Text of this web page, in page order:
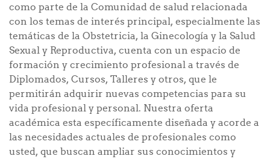
como parte de la Comunidad de salud relacionada
con los temas de interés principal, especialmente las
temáticas de la Obstetricia, la Ginecología y la Salud
Sexual y Reproductiva, cuenta con un espacio de
formación y crecimiento profesional a través de
Diplomados, Cursos, Talleres y otros, que le
permitirán adquirir nuevas competencias para su
vida profesional y personal. Nuestra oferta
académica esta específicamente diseñada y acorde a
las necesidades actuales de profesionales como
usted, que buscan ampliar sus conocimientos y